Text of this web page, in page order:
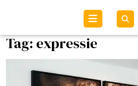
Open
menu
Tag: expressie